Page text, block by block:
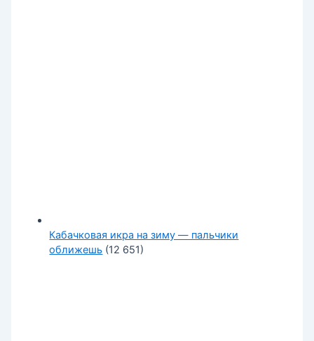
Кабачковая икра на зиму — пальчики
оближешь (12 651)